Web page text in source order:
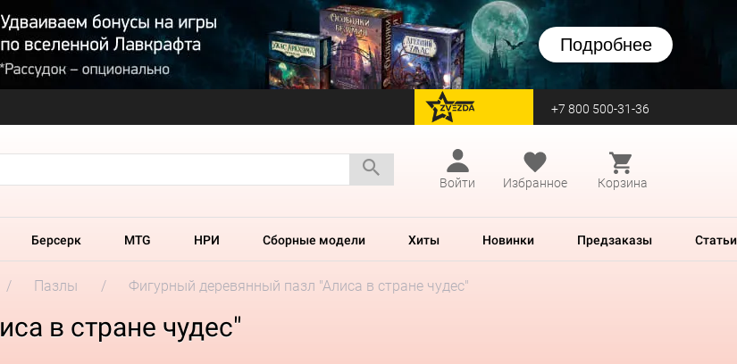
Подробнее
перейти на Zvezda +7 800 500-31-36
Войти
Избранное Корзина
Берсерк MTG НРИ Сборные модели Хиты Новинки Предзаказы Статьи
Пазлы Фигурный деревянный пазл "Алиса в стране чудес"
в стране чудес"